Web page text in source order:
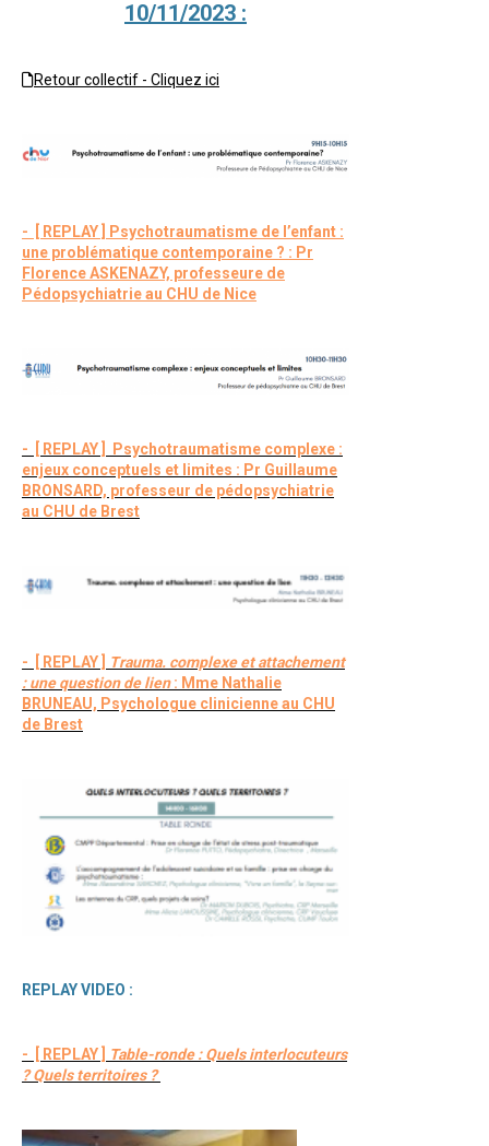
10/11/2023 :
Retour collectif - Cliquez ici
- [ REPLAY ] Psychotraumatisme de l’enfant :
une problématique contemporaine ? : Pr
Florence ASKENAZY, professeure de
Pédopsychiatrie au CHU de Nice
- [ REPLAY ] Psychotraumatisme complexe :
enjeux conceptuels et limites : Pr Guillaume
BRONSARD, professeur de pédopsychiatrie
au CHU de Brest
- [ REPLAY ]
Trauma. complexe et attachement
: une question de lien: Mme Nathalie
BRUNEAU, Psychologue clinicienne au CHU
de Brest
REPLAY VIDEO :
- [ REPLAY ]
Table-ronde : Quels interlocuteurs
? Quels territoires ?